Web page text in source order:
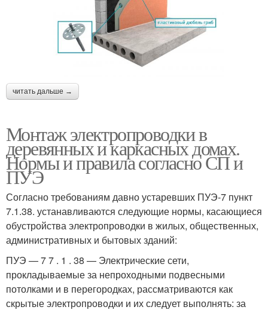
читать дальше →
Монтаж электропроводки в
деревянных и каркасных домах.
Нормы и правила согласно СП и
ПУЭ
Согласно требованиям давно устаревших ПУЭ-7 пункт
7.1.38. устанавливаются следующие нормы, касающиеся
обустройства электропроводки в жилых, общественных,
административных и бытовых зданий:
ПУЭ — 7 7 . 1 . 38 — Электрические сети,
прокладываемые за непроходными подвесными
потолками и в перегородках, рассматриваются как
скрытые электропроводки и их следует выполнять: за